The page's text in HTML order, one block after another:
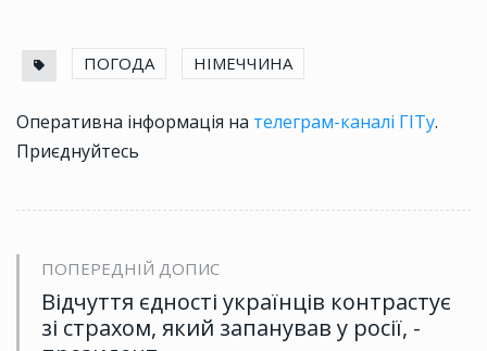
ПОГОДА НІМЕЧЧИНА
Оперативна інформація на телеграм-каналі ГІТу.
Приєднуйтесь
ПОПЕРЕДНІЙ ДОПИС
Відчуття єдності українців контрастує
зі страхом, який запанував у росії, -